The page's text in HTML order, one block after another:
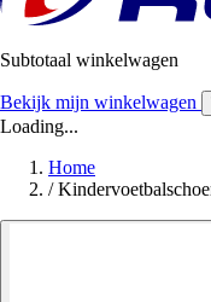
Subtotaal winkelwagen
Bekijk mijn winkelwagen
Loading...
Home
/